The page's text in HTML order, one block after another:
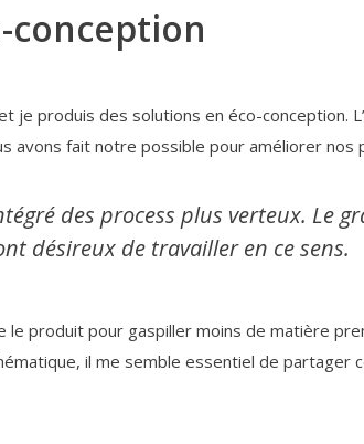
conception
je produis des solutions en éco-conception.
avons fait notre possible pour améliorer nos
des process plus verteux. Le
désireux de travailler en ce sens.
le produit pour gaspiller moins de matière
il me semble essentiel de partager